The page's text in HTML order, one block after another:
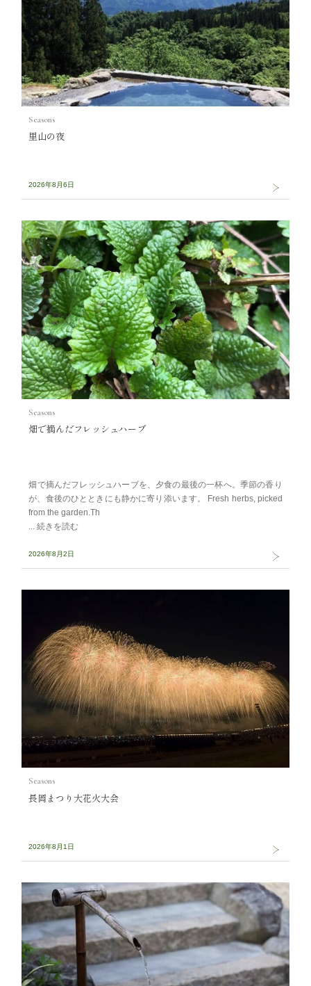
Seasons
里山の夜
2026年8月6日
Seasons
畑で摘んだフレッシュハーブ
畑で摘んだフレッシュハーブを、夕食の最後の一杯へ。季節の香り
が、食後のひとときにも静かに寄り添います。 Fresh herbs, picked
from the garden.Th
2026年8月2日
Seasons
長岡まつり大花火大会
2026年8月1日